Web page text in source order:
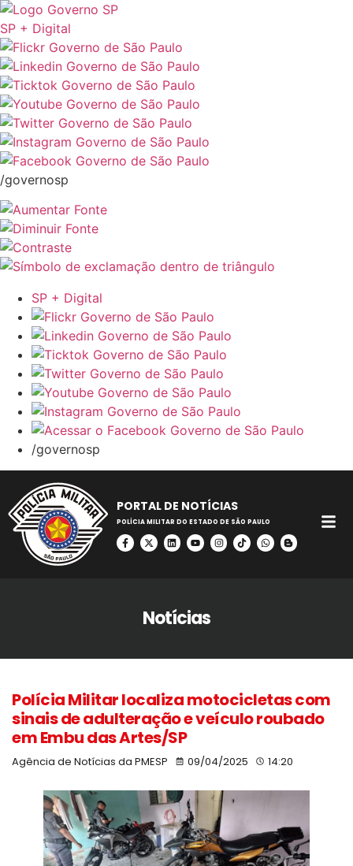
SP + Digital
/governosp
SP + Digital
/governosp
PORTAL DE NOTÍCIAS
POLÍCIA MILITAR DO ESTADO DE SÃO PAULO
Notícias
Polícia Militar localiza motocicletas com
sinais de adulteração e veículo roubado
em Embu das Artes/SP
Agência de Notícias da PMESP 09/04/2025 14:20